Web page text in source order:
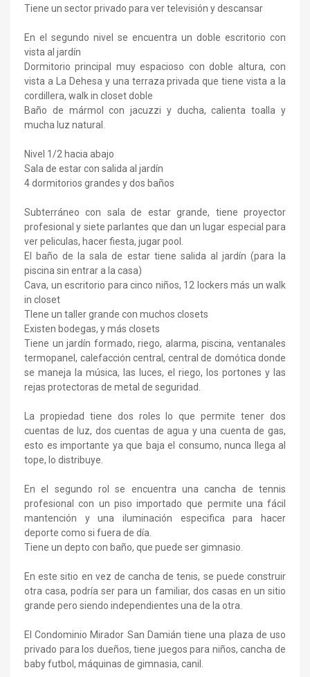
Tiene un sector privado para ver televisión y descansar
En el segundo nivel se encuentra un doble escritorio con
vista al jardín
Dormitorio principal muy espacioso con doble altura, con
vista a La Dehesa y una terraza privada que tiene vista a la
cordillera, walk in closet doble
Baño de mármol con jacuzzi y ducha, calienta toalla y
mucha luz natural.
Nivel 1/2 hacia abajo
Sala de estar con salida al jardín
4 dormitorios grandes y dos baños
Subterráneo con sala de estar grande, tiene proyector
profesional y siete parlantes que dan un lugar especial para
ver peliculas, hacer fiesta, jugar pool.
El baño de la sala de estar tiene salida al jardín (para la
piscina sin entrar a la casa)
Cava, un escritorio para cinco niños, 12 lockers más un walk
in closet
TIene un taller grande con muchos closets
Existen bodegas, y más closets
Tiene un jardín formado, riego, alarma, piscina, ventanales
termopanel, calefacción central, central de domótica donde
se maneja la música, las luces, el riego, los portones y las
rejas protectoras de metal de seguridad.
La propiedad tiene dos roles lo que permite tener dos
cuentas de luz, dos cuentas de agua y una cuenta de gas,
esto es importante ya que baja el consumo, nunca llega al
tope, lo distribuye.
En el segundo rol se encuentra una cancha de tennis
profesional con un piso importado que permite una fácil
mantención y una iluminación especifica para hacer
deporte como si fuera de día.
Tiene un depto con baño, que puede ser gimnasio.
En este sitio en vez de cancha de tenis, se puede construir
otra casa, podría ser para un familiar, dos casas en un sitio
grande pero siendo independientes una de la otra.
El Condominio Mirador San Damián tiene una plaza de uso
privado para los dueños, tiene juegos para niños, cancha de
baby futbol, máquinas de gimnasia, canil.